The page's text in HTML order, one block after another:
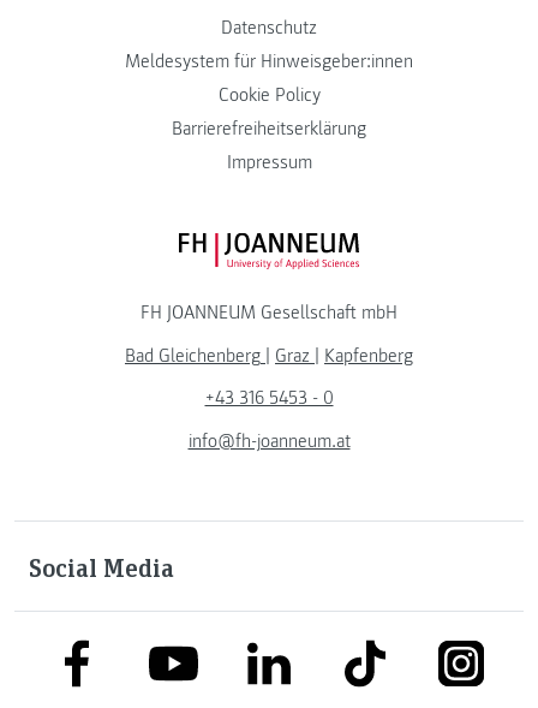
Datenschutz
Meldesystem für Hinweisgeber:innen
Cookie Policy
Barrierefreiheitserklärung
Impressum
FH JOANNEUM Logo
FH JOANNEUM Gesellschaft mbH
Bad Gleichenberg | Graz | Kapfenberg
+43 316 5453 - 0
info@fh-joanneum.at
Social Media
link to facebooklink to youtubelink to linkedinlink to tiktok link to